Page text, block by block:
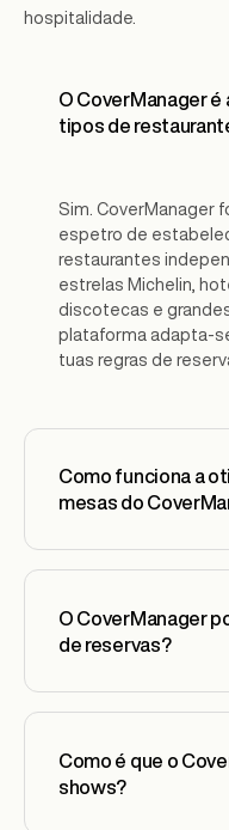
hospitalidade.
O CoverManager
tipos de
Sim. CoverManager
espetro de
restaurantes
estrelas Michelin,
discotecas e
plataforma adapta-
tuas regras de
Como funciona a
mesas do
O CoverManager
de reservas?
Como é que o
shows?